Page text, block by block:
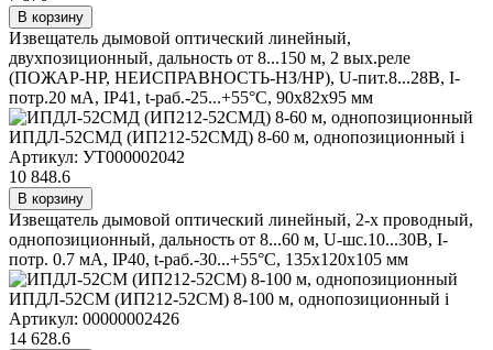
В корзину
Извещатель дымовой оптический линейный,
двухпозиционный, дальность от 8...150 м, 2 вых.реле
(ПОЖАР-НР, НЕИСПРАВНОСТЬ-НЗ/НР), U-пит.8...28В, I-
потр.20 мА, IP41, t-раб.-25...+55°С, 90х82х95 мм
ИПДЛ-52СМД (ИП212-52СМД) 8-60 м, однопозиционный i
Артикул: УТ000002042
10 848.6
В корзину
Извещатель дымовой оптический линейный, 2-х проводный,
однопозиционный, дальность от 8...60 м, U-шс.10...30В, I-
потр. 0.7 мА, IP40, t-раб.-30...+55°С, 135х120х105 мм
ИПДЛ-52СМ (ИП212-52СМ) 8-100 м, однопозиционный i
Артикул: 00000002426
14 628.6